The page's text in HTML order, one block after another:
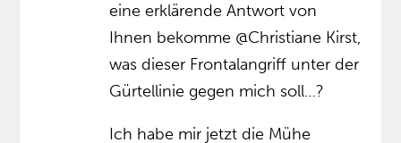
eine erklärende Antwort von
Ihnen bekomme @Christiane Kirst,
was dieser Frontalangriff unter der
Gürtellinie gegen mich soll…?
Ich habe mir jetzt die Mühe